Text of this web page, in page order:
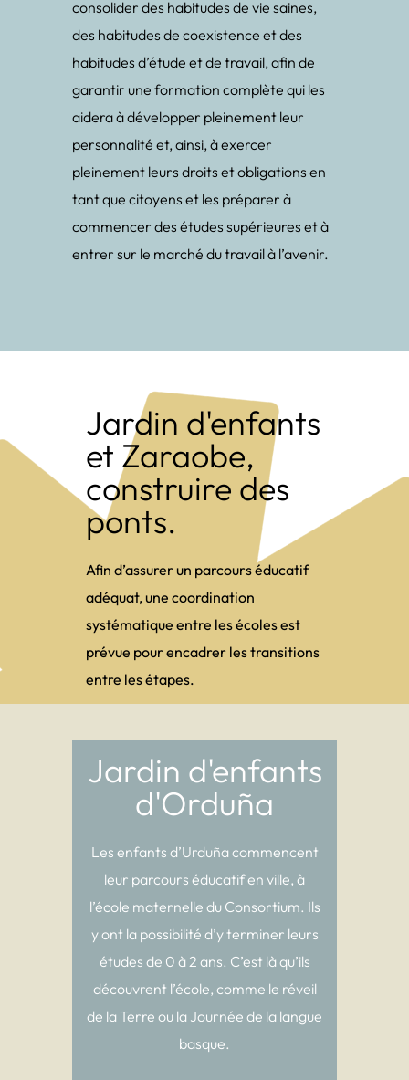
consolider des habitudes de vie saines,
des habitudes de coexistence et des
habitudes d’étude et de travail, afin de
garantir une formation complète qui les
aidera à développer pleinement leur
personnalité et, ainsi, à exercer
pleinement leurs droits et obligations en
tant que citoyens et les préparer à
commencer des études supérieures et à
entrer sur le marché du travail à l’avenir.
Jardin d'enfants
et Zaraobe,
construire des
ponts.
Afin d’assurer un parcours éducatif
adéquat, une coordination
systématique entre les écoles est
prévue pour encadrer les transitions
entre les étapes.
Jardin d'enfants
d'Orduña
Les enfants d’Urduña commencent
leur parcours éducatif en ville, à
l’école maternelle du Consortium. Ils
y ont la possibilité d’y terminer leurs
études de 0 à 2 ans. C’est là qu’ils
découvrent l’école, comme le réveil
de la Terre ou la Journée de la langue
basque.